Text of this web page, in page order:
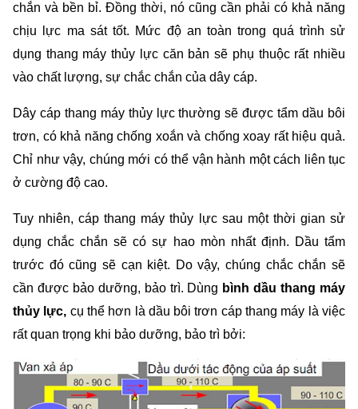
chắn và bền bỉ. Đồng thời, nó cũng cần phải có khả năng
chịu lực ma sát tốt. Mức độ an toàn trong quá trình sử
dụng thang máy thủy lực căn bản sẽ phụ thuộc rất nhiều
vào chất lượng, sự chắc chắn của dây cáp.
Dây cáp thang máy thủy lực thường sẽ được tẩm dầu bôi
trơn, có khả năng chống xoắn và chống xoay rất hiệu quả.
Chỉ như vậy, chúng mới có thể vận hành một cách liên tục
ở cường độ cao.
Tuy nhiên, cáp thang máy thủy lực sau một thời gian sử
dụng chắc chắn sẽ có sự hao mòn nhất định. Dầu tẩm
trước đó cũng sẽ cạn kiệt. Do vậy, chúng chắc chắn sẽ
cần được bảo dưỡng, bảo trì. Dùng bình dầu thang máy
thủy lực, cụ thể hơn là dầu bôi trơn cáp thang máy là việc
rất quan trọng khi bảo dưỡng, bảo trì bởi: